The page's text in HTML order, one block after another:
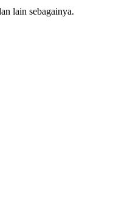
lain sebagainya.